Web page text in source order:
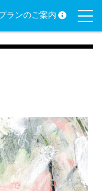
ランのご案内